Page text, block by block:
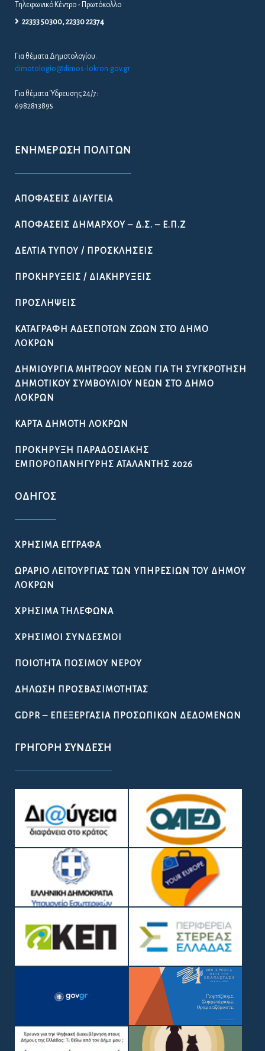
Τηλεφωνικό Κέντρο - Πρωτόκολλο
22333 50300, 22330 22374
Για θέματα Δημοτολογίου:
dimotologio@dimos-lokron.gov.gr
Για θέματα Ύδρευσης 24/7:
6982813895
ΕΝΗΜΈΡΩΣΗ ΠΟΛΙΤΏΝ
ΑΠΟΦΆΣΕΙΣ ΔΙΑΎΓΕΙΑ
ΑΠΟΦΆΣΕΙΣ ΔΗΜΆΡΧΟΥ – Δ.Σ. – Ε.Π.Ζ
ΔΕΛΤΊΑ ΤΎΠΟΥ / ΠΡΟΣΚΛΉΣΕΙΣ
ΠΡΟΚΗΡΎΞΕΙΣ / ΔΙΑΚΗΡΎΞΕΙΣ
ΠΡΟΣΛΉΨΕΙΣ
ΚΑΤΑΓΡΑΦΉ ΑΔΈΣΠΟΤΩΝ ΖΏΩΝ ΣΤΟ ΔΉΜΟ
ΛΟΚΡΏΝ
ΔΗΜΙΟΥΡΓΊΑ ΜΗΤΡΏΟΥ ΝΈΩΝ ΓΙΑ ΤΗ ΣΥΓΚΡΌΤΗΣΗ
ΔΗΜΟΤΙΚΟΎ ΣΥΜΒΟΥΛΊΟΥ ΝΈΩΝ ΣΤΟ ΔΉΜΟ
ΛΟΚΡΏΝ
ΚΆΡΤΑ ΔΗΜΌΤΗ ΛΟΚΡΏΝ
ΠΡΟΚΉΡΥΞΗ ΠΑΡΑΔΟΣΙΑΚΉΣ
ΕΜΠΟΡΟΠΑΝΉΓΥΡΗΣ ΑΤΑΛΆΝΤΗΣ 2026
ΟΔΗΓΌΣ
ΧΡΉΣΙΜΑ ΈΓΓΡΑΦΑ
ΩΡΆΡΙΟ ΛΕΙΤΟΥΡΓΊΑΣ ΤΩΝ ΥΠΗΡΕΣΙΏΝ ΤΟΥ ΔΉΜΟΥ
ΛΟΚΡΏΝ
ΧΡΉΣΙΜΑ ΤΗΛΈΦΩΝΑ
ΧΡΉΣΙΜΟΙ ΣΎΝΔΕΣΜΟΙ
ΠΟΙΌΤΗΤΑ ΠΌΣΙΜΟΥ ΝΕΡΟΎ
ΔΉΛΩΣΗ ΠΡΟΣΒΑΣΙΜΌΤΗΤΑΣ
GDPR – ΕΠΕΞΕΡΓΑΣΙΑ ΠΡΟΣΩΠΙΚΩΝ ΔΕΔΟΜΕΝΩΝ
ΓΡΉΓΟΡΗ ΣΎΝΔΕΣΗ